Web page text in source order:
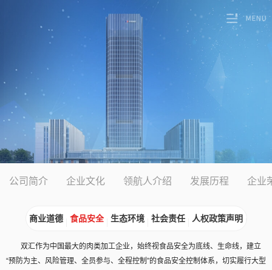
公司简介 企业文化 领航人介绍 发展历程 企业
商业道德 食品安全 生态环境 社会责任 人权政策声明
双汇作为中国最大的肉类加工企业，始终视食品安全为底线、生命线，建立
“预防为主、风险管理、全员参与、全程控制”的食品安全控制体系，切实履行大型